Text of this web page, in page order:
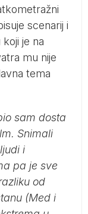
scenarij i
je na
mu nije
tema
sam dosta
Snimali
i
pa je sve
od
(Med i